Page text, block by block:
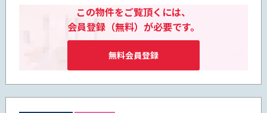
この物件をご覧頂くには、
会員登録（無料）が必要です。
無料会員登録